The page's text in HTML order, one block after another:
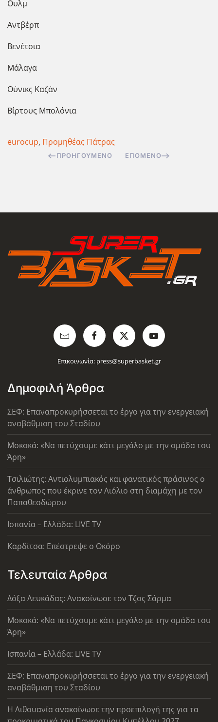
Ουλμ
Αντβέρπ
Βενέτσια
Μάλαγα
Ούνικς Καζάν
Βίρτους Μπολόνια
eurocup, Προμηθέας Πάτρας
ΠΡΟΗΓΟΎΜΕΝΟ ΕΠΌΜΕΝΟ
Επικοινωνία: press@superbasket.gr
Δημοφιλή Άρθρα
ΣΕΦ: Επαναπροκυρήσσεται το έργο για την ενεργειακή
αναβάθμιση του Σταδίου
Μοκοκά: «Να πετύχουμε κάτι μεγάλο με την ομάδα του
Άρη»
Τσιλιώτης: Αντιολυμπιακός και φανατικός πράσινος ο
άνθρωπος που έκρινε τον Λιόλιο στη διαμάχη με τον
Παπαθεοδώρου
Ισπανία – Ελλάδα: LIVE TV
Καρδίτσα: Επέστρεψε ο Οκόρο
Τελευταία Άρθρα
Δόξα Λευκάδας: Ανακοίνωσε τον Τζος Σάρμα
Μοκοκά: «Να πετύχουμε κάτι μεγάλο με την ομάδα του
Άρη»
Ισπανία – Ελλάδα: LIVE TV
ΣΕΦ: Επαναπροκυρήσσεται το έργο για την ενεργειακή
αναβάθμιση του Σταδίου
Η Λιθουανία ανακοίνωσε την προεπιλογή της για τα